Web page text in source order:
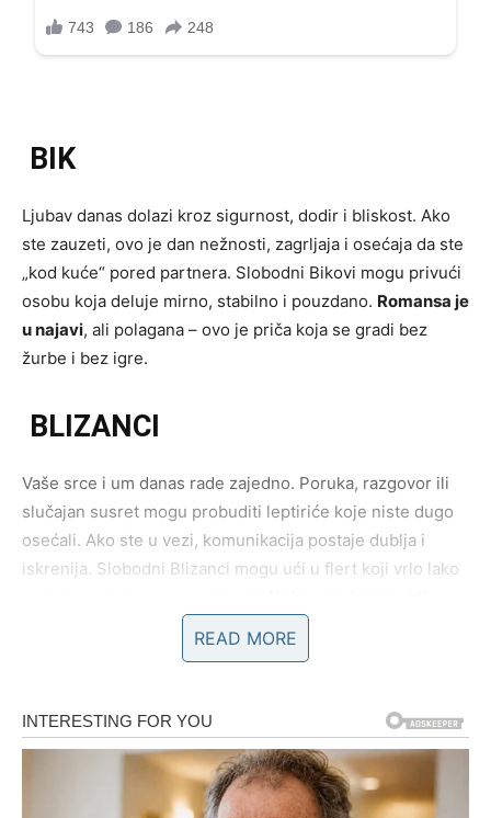
BIK
Ljubav danas dolazi kroz sigurnost, dodir i bliskost. Ako
ste zauzeti, ovo je dan nežnosti, zagrljaja i osećaja da ste
„kod kuće“ pored partnera. Slobodni Bikovi mogu privući
osobu koja deluje mirno, stabilno i pouzdano. Romansa je
u najavi, ali polagana – ovo je priča koja se gradi bez
žurbe i bez igre.
BLIZANCI
Vaše srce i um danas rade zajedno. Poruka, razgovor ili
slučajan susret mogu probuditi leptiriće koje niste dugo
osećali. Ako ste u vezi, komunikacija postaje dublja i
iskrenija. Slobodni Blizanci mogu ući u flert koji vrlo lako
onakvima kakvi zaista jeste.
Ovo je jedan od vaših emotivno najjačih dana. Ako ste u
vezi, danas se brišu stare sumnje i jača osećaj
pripadnosti. Slobodni Rakovi mogu osetiti snažnu
READ MORE